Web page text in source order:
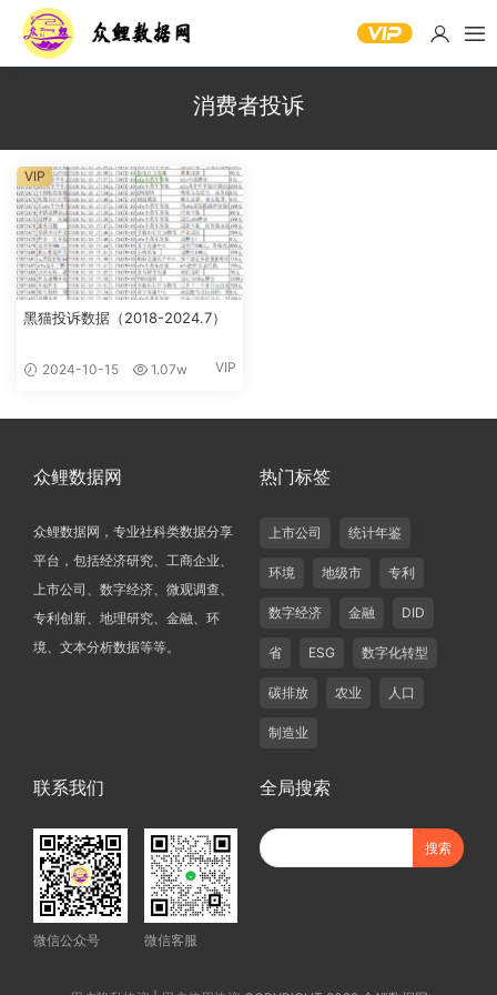
消费者投诉
黑猫投诉数据（2018-2024.7）
2024-10-15 1.07w VIP
VIP
众鲤数据网
众鲤数据网，专业社科类数据分享
平台，包括经济研究、工商企业、
上市公司、数字经济、微观调查、
专利创新、地理研究、金融、环
境、文本分析数据等等。
热门标签
上市公司 统计年鉴
环境 地级市 专利
数字经济 金融 DID
省 ESG 数字化转型
碳排放 农业 人口
制造业
联系我们
微信公众号 微信客服
全局搜索